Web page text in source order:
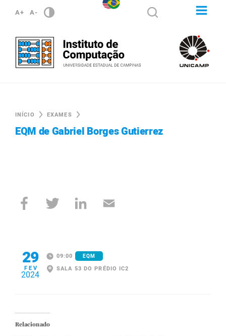
A+ A-
INÍCIO EXAMES
EQM de Gabriel Borges Gutierrez
29
FEV
2024
09:00 EQM
SALA 53 DO PRÉDIO IC2
Relacionado